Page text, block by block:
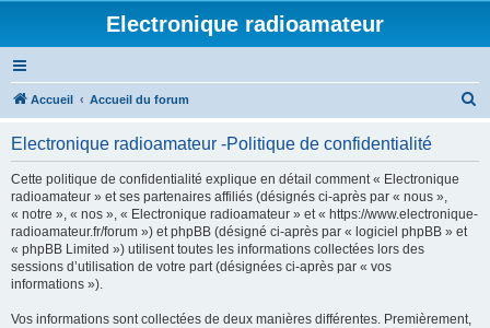
Electronique radioamateur
Accueil Accueil du forum
Electronique radioamateur -Politique de confidentialité
Cette politique de confidentialité explique en détail comment « Electronique
radioamateur » et ses partenaires affiliés (désignés ci-après par « nous »,
« notre », « nos », « Electronique radioamateur » et « https://www.electronique-
radioamateur.fr/forum ») et phpBB (désigné ci-après par « logiciel phpBB » et
« phpBB Limited ») utilisent toutes les informations collectées lors des
sessions d’utilisation de votre part (désignées ci-après par « vos
informations »).
Vos informations sont collectées de deux manières différentes. Premièrement,